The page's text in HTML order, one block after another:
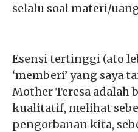
selalu soal materi/
Esensi tertinggi (ato
‘memberi’ yang saya
Mother Teresa adalah
kualitatif, melihat
pengorbanan kita,